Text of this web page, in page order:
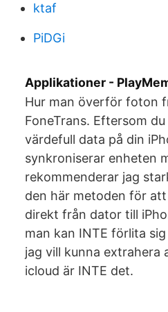
ktaf
PiDGi
Applikationer -
Hur man överför foton
FoneTrans. Eftersom
värdefull data på din
synkroniserar enheten
rekommenderar jag
den här metoden för
direkt från dator till
man kan INTE förlita
jag vill kunna extrahera
icloud är INTE det.